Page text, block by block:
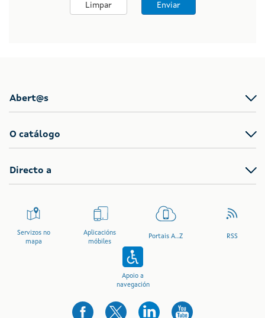
Limpar Enviar
Abert@s
O catálogo
Directo a
Servizos no
mapa
Aplicacións
móbiles
Portais A...Z RSS
Apoio a
navegación